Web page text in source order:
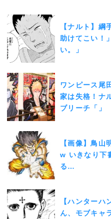
【ナルト】綱
助けてこい！
い。」
ワンピース尾
家は失格！ナ
ブリーチ「」
【画像】鳥山
w いきなり下
る…
【ハンターハ
ん、モブキャ